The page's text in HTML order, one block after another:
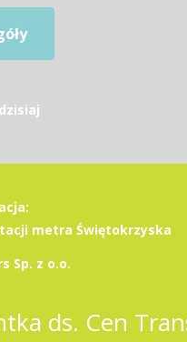
metra Świętokrzyska
Sp. z o.o.